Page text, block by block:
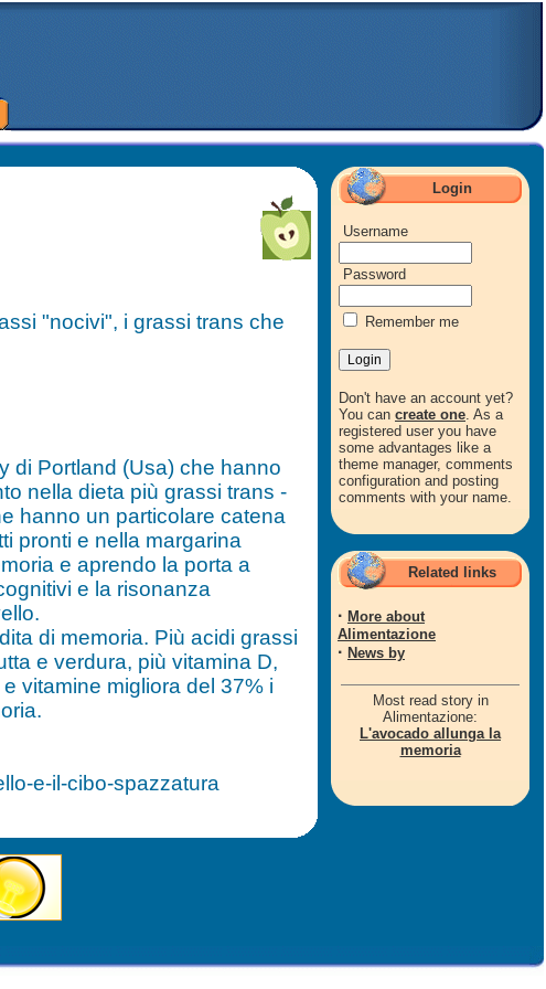
"nocivi", i grassi trans che
di Portland (Usa) che hanno
nella dieta più grassi trans -
hanno un particolare catena
pronti e nella margarina
e aprendo la porta a
e la risonanza
di memoria. Più acidi grassi
e verdura, più vitamina D,
vitamine migliora del 37% i
e-il-cibo-spazzatura
Login
Username
Password
Remember me
Don't have an account yet?
You can create one. As a
registered user you have
some advantages like a
theme manager, comments
configuration and posting
comments with your name.
Related links
· More about
Alimentazione
· News by
Most read story in
Alimentazione:
L'avocado allunga la
memoria